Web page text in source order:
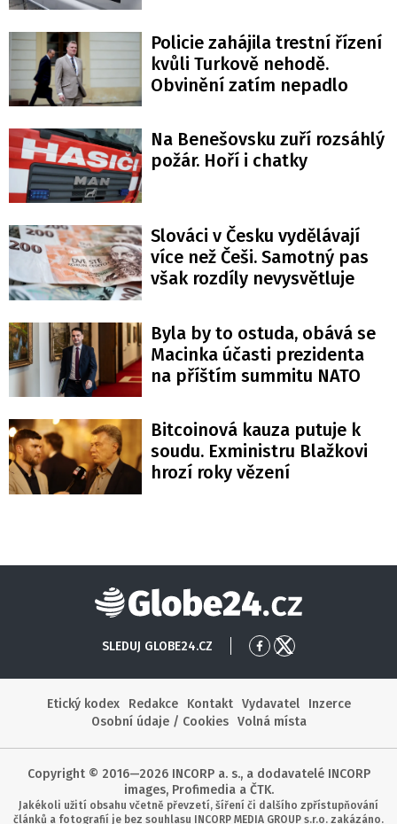
Policie zahájila trestní řízení
kvůli Turkově nehodě.
Obvinění zatím nepadlo
Na Benešovsku zuří rozsáhlý
požár. Hoří i chatky
Slováci v Česku vydělávají
více než Češi. Samotný pas
však rozdíly nevysvětluje
Byla by to ostuda, obává se
Macinka účasti prezidenta
na příštím summitu NATO
Bitcoinová kauza putuje k
soudu. Exministru Blažkovi
hrozí roky vězení
Globe24
SLEDUJ GLOBE24.CZ
PřejítPřejít
Etický kodex
Redakce Kontakt Vydavatel
Inzerce
Osobní údaje / Cookies
Volná místa
Copyright © 2016—2026 INCORP a. s., a dodavatelé INCORP
images, Profimedia a ČTK.
Jakékoli užití obsahu včetně převzetí, šíření či dalšího zpřístupňování
článků a fotografií je bez souhlasu INCORP MEDIA GROUP s.r.o. zakázáno.